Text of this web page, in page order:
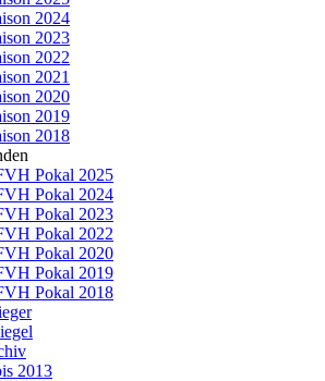
2024
2023
2022
2021
2020
2019
2018
Pokal 2025
Pokal 2024
Pokal 2023
Pokal 2022
Pokal 2020
Pokal 2019
Pokal 2018
2013